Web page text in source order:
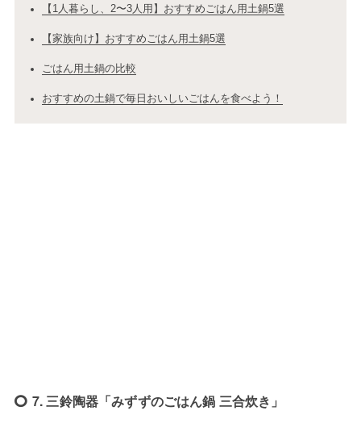
【1人暮らし、2〜3人用】おすすめごはん用土鍋5選
【家族向け】おすすめごはん用土鍋5選
ごはん用土鍋の比較
おすすめの土鍋で毎日おいしいごはんを食べよう！
7. 三鈴陶器「みずずのごはん鍋 三合炊き」